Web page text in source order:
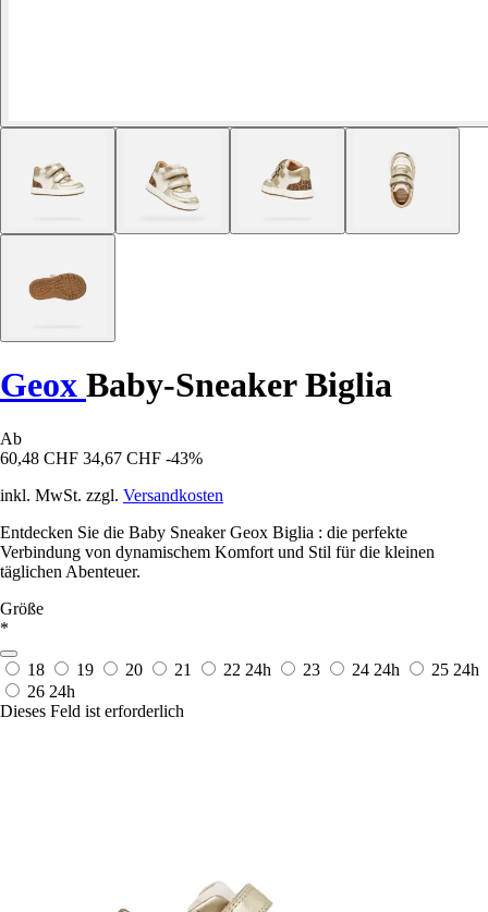
Geox Baby-Sneaker Biglia
Ab
60,48 CHF 34,67 CHF -43%
inkl. MwSt. zzgl. Versandkosten
Entdecken Sie die Baby Sneaker Geox Biglia : die perfekte
Verbindung von dynamischem Komfort und Stil für die kleinen
täglichen Abenteuer.
Größe
*
18 19 20 21 22 24h 23 24 24h 25 24h
26 24h
Dieses Feld ist erforderlich